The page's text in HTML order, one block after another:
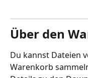
Über den
Du kannst Dateien
Warenkorb